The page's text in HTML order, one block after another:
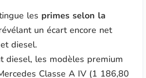
les primes selon la
un écart encore net
diesel.
diesel, les modèles premium
Classe A IV (1 186,80